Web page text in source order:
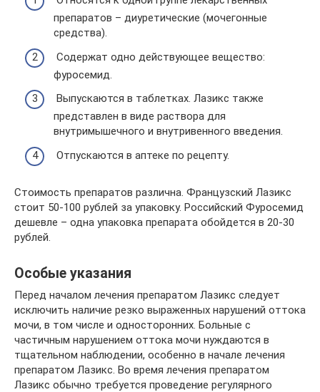
препаратов – диуретические (мочегонные
средства).
Содержат одно действующее вещество:
фуросемид.
Выпускаются в таблетках. Лазикс также
представлен в виде раствора для
внутримышечного и внутривенного введения.
Отпускаются в аптеке по рецепту.
Стоимость препаратов различна. Французский Лазикс
стоит 50-100 рублей за упаковку. Российский Фуросемид
дешевле – одна упаковка препарата обойдется в 20-30
рублей.
Особые указания
Перед началом лечения препаратом Лазикс следует
исключить наличие резко выраженных нарушений оттока
мочи, в том числе и односторонних. Больные с
частичным нарушением оттока мочи нуждаются в
тщательном наблюдении, особенно в начале лечения
препаратом Лазикс. Во время лечения препаратом
Лазикс обычно требуется проведение регулярного